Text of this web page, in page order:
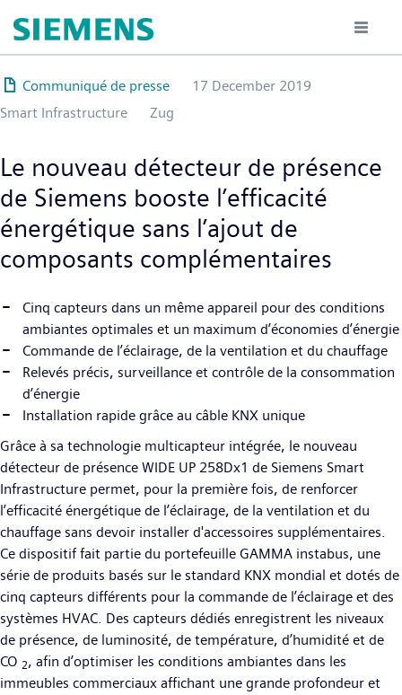
till
huvudinnehåll
Communiqué de presse
17 December 2019
Smart Infrastructure
Zug
Le nouveau détecteur de présence
de Siemens booste l’efficacité
énergétique sans l’ajout de
composants complémentaires
Cinq capteurs dans un même appareil pour des conditions
ambiantes optimales et un maximum d’économies d’énergie
Commande de l’éclairage, de la ventilation et du chauffage
Relevés précis, surveillance et contrôle de la consommation
d’énergie
Installation rapide grâce au câble KNX unique
Grâce à sa technologie multicapteur intégrée, le nouveau
détecteur de présence WIDE UP 258Dx1 de Siemens Smart
Infrastructure permet, pour la première fois, de renforcer
l’efficacité énergétique de l’éclairage, de la ventilation et du
chauffage sans devoir installer d'accessoires supplémentaires.
Ce dispositif fait partie du portefeuille GAMMA instabus, une
série de produits basés sur le standard KNX mondial et dotés de
cinq capteurs différents pour la commande de l’éclairage et des
systèmes HVAC. Des capteurs dédiés enregistrent les niveaux
de présence, de luminosité, de température, d’humidité et de
CO 2, afin d’optimiser les conditions ambiantes dans les
immeubles commerciaux affichant une grande profondeur et